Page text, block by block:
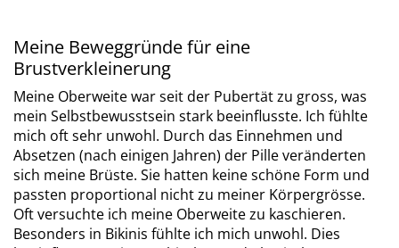
Meine Beweggründe für eine
Brustverkleinerung
Meine Oberweite war seit der Pubertät zu gross, was
mein Selbstbewusstsein stark beeinflusste. Ich fühlte
mich oft sehr unwohl. Durch das Einnehmen und
Absetzen (nach einigen Jahren) der Pille veränderten
sich meine Brüste. Sie hatten keine schöne Form und
passten proportional nicht zu meiner Körpergrösse.
Oft versuchte ich meine Oberweite zu kaschieren.
Besonders in Bikinis fühlte ich mich unwohl. Dies